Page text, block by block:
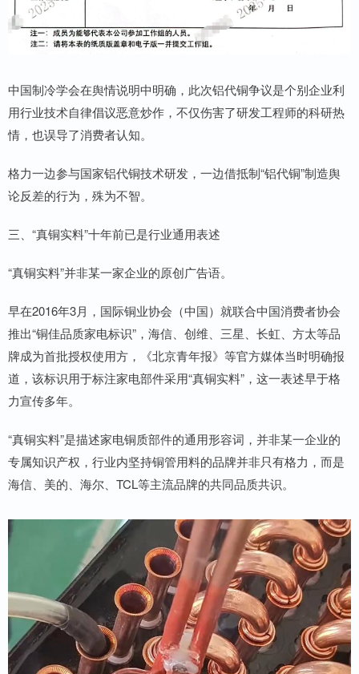
中国制冷学会在舆情说明中明确，此次铝代铜争议是个别企业利
用行业技术自律倡议恶意炒作，不仅伤害了研发工程师的科研热
情，也误导了消费者认知。
格力一边参与国家铝代铜技术研发，一边借抵制“铝代铜”制造舆
论反差的行为，殊为不智。
三、“真铜实料”十年前已是行业通用表述
“真铜实料”并非某一家企业的原创广告语。
早在2016年3月，国际铜业协会（中国）就联合中国消费者协会
推出“铜佳品质家电标识”，海信、创维、三星、长虹、方太等品
牌成为首批授权使用方，《北京青年报》等官方媒体当时明确报
道，该标识用于标注家电部件采用“真铜实料”，这一表述早于格
力宣传多年。
“真铜实料”是描述家电铜质部件的通用形容词，并非某一企业的
专属知识产权，行业内坚持铜管用料的品牌并非只有格力，而是
海信、美的、海尔、TCL等主流品牌的共同品质共识。